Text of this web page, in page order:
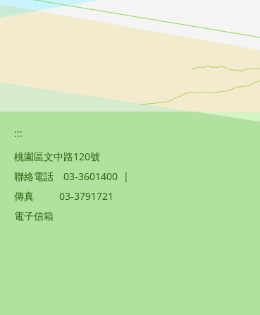
:::
桃園區文中路120號
聯絡電話
03-3601400 |
傳真
03-3791721
電子信箱